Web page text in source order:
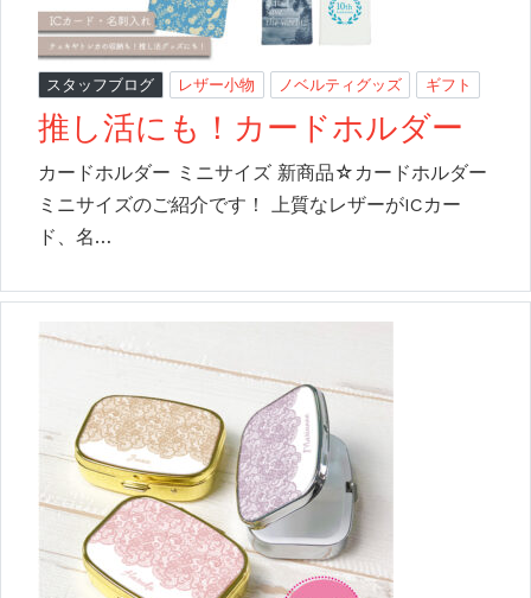
スタッフブログ レザー小物 ノベルティグッズ ギフト
推し活にも！カードホルダー
カードホルダー ミニサイズ 新商品☆カードホルダー
ミニサイズのご紹介です！ 上質なレザーがICカー
ド、名…